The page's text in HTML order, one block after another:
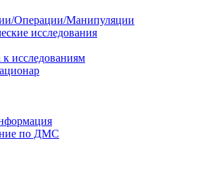
Операции/Манипуляции
исследования
исследованиям
по ДМС